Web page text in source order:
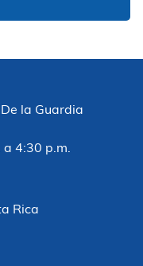
la Guardia
a 4:30 p.m.
Rica